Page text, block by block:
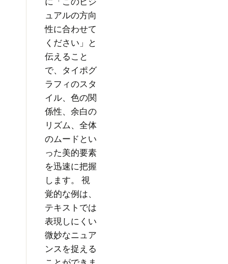
ュアルの方向
性に合わせて
ください」と
伝えること
で、タイポグ
ラフィのスタ
イル、色の関
係性、余白の
リズム、全体
のムードとい
った美的要素
を迅速に把握
します。 視
覚的な例は、
テキストでは
表現しにくい
微妙なニュア
ンスを捉える